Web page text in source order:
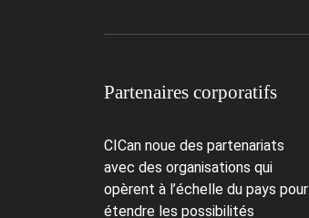
Partenaires corporatifs
CICan noue des partenariats
avec des organisations qui
opèrent à l’échelle du pays pour
étendre les possibilités